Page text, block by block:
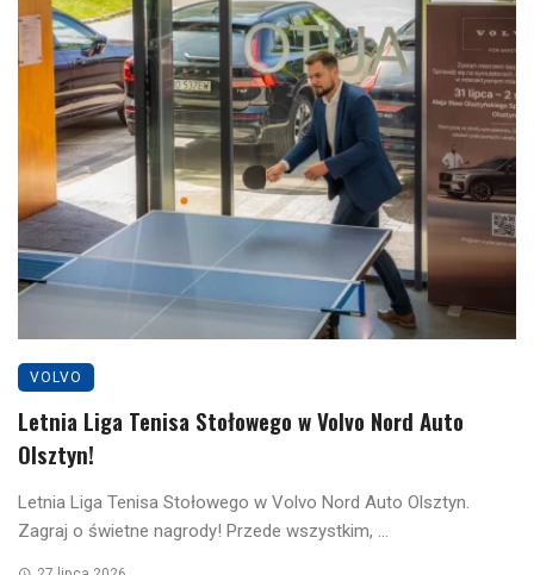
VOLVO
Letnia Liga Tenisa Stołowego w Volvo Nord Auto
Olsztyn!
Letnia Liga Tenisa Stołowego w Volvo Nord Auto Olsztyn.
Zagraj o świetne nagrody! Przede wszystkim, ...